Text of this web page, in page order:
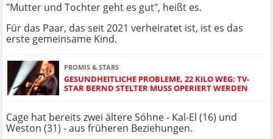
"Mutter und Tochter geht es gut", heißt es.
Für das Paar, das seit 2021 verheiratet ist, ist es das
erste gemeinsame Kind.
PROMIS & STARS
GESUNDHEITLICHE PROBLEME, 22 KILO WEG: TV-
STAR BERND STELTER MUSS OPERIERT WERDEN
Cage hat bereits zwei ältere Söhne - Kal-El (16) und
Weston (31) - aus früheren Beziehungen.